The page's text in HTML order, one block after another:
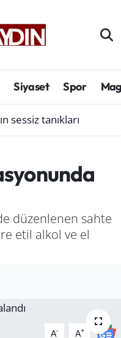
Siyaset Spor
sessiz tanıkları
düzenlenen sahte
etil alkol ve el
A- A+
ve Fikstür